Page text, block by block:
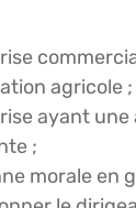
agricole ;
ayant
;
morale en